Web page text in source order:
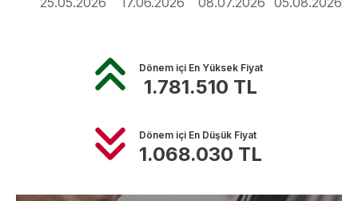
Dönem içi En Yüksek Fiyat
1.781.510 TL
Dönem içi En Düşük Fiyat
1.068.030 TL